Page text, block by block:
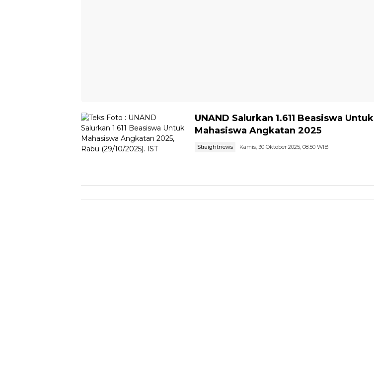
UNAND Salurkan 1.611 Beasiswa Untuk
Mahasiswa Angkatan 2025
Straightnews Kamis, 30 Oktober 2025, 08:50 WIB